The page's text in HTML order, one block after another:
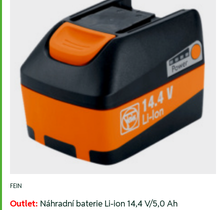
FEIN
Outlet: Náhradní baterie Li-ion 14,4 V/5,0 Ah